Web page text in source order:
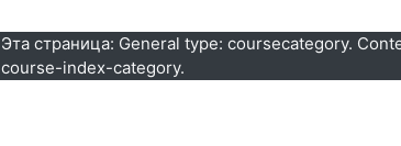
Эта страница: General type: coursecategory.
course-index-category.